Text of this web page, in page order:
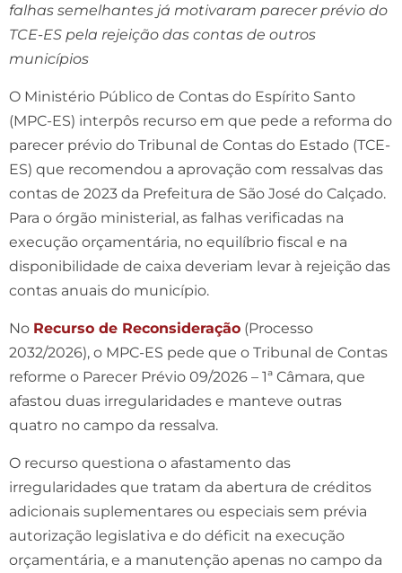
falhas semelhantes já motivaram parecer prévio do
TCE-ES pela rejeição das contas de outros
municípios
O Ministério Público de Contas do Espírito Santo
(MPC-ES) interpôs recurso em que pede a reforma do
parecer prévio do Tribunal de Contas do Estado (TCE-
ES) que recomendou a aprovação com ressalvas das
contas de 2023 da Prefeitura de São José do Calçado.
Para o órgão ministerial, as falhas verificadas na
execução orçamentária, no equilíbrio fiscal e na
disponibilidade de caixa deveriam levar à rejeição das
contas anuais do município.
No Recurso de Reconsideração (Processo
2032/2026), o MPC-ES pede que o Tribunal de Contas
reforme o Parecer Prévio 09/2026 – 1ª Câmara, que
afastou duas irregularidades e manteve outras
quatro no campo da ressalva.
O recurso questiona o afastamento das
irregularidades que tratam da abertura de créditos
adicionais suplementares ou especiais sem prévia
autorização legislativa e do déficit na execução
orçamentária, e a manutenção apenas no campo da